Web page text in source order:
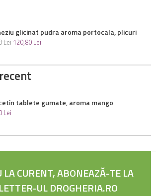
glicinat pudra aroma portocala, plicuri
Lei 120,80 Lei
tablete gumate, aroma mango
Lei
LA CURENT, ABONEAZĂ-TE LA
UL DROGHERIA.RO